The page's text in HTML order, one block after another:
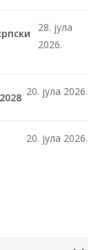
28. јула
2026.
20. јула 2026.
20. јула 2026.